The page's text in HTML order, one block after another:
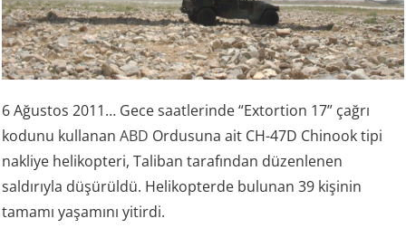
6 Ağustos 2011… Gece saatlerinde “Extortion 17” çağrı
kodunu kullananABD Ordusuna ait CH-47D Chinook tipi
nakliye helikopteri, Taliban tarafından düzenlenen
saldırıyla düşürüldü. Helikopterde bulunan 39 kişinin
tamamı yaşamını yitirdi.